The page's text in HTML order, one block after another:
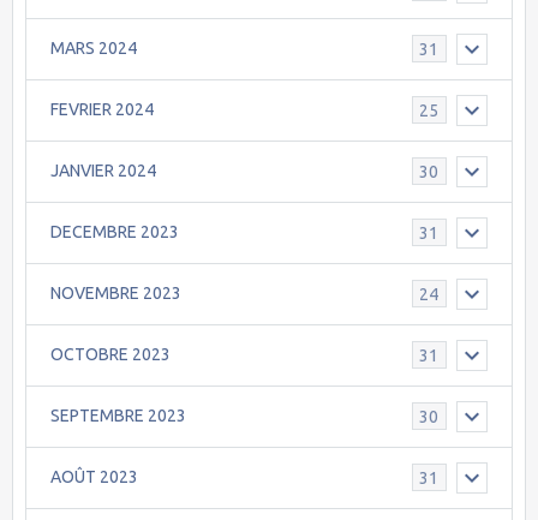
MARS 2024 31
FEVRIER 2024 25
JANVIER 2024 30
DECEMBRE 2023 31
NOVEMBRE 2023 24
OCTOBRE 2023 31
SEPTEMBRE 2023 30
AOÛT 2023 31